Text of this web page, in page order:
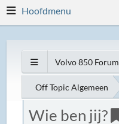
Hoofdmenu
Volvo 850 Forum
Off Topic Algemeen
Wie ben jij?